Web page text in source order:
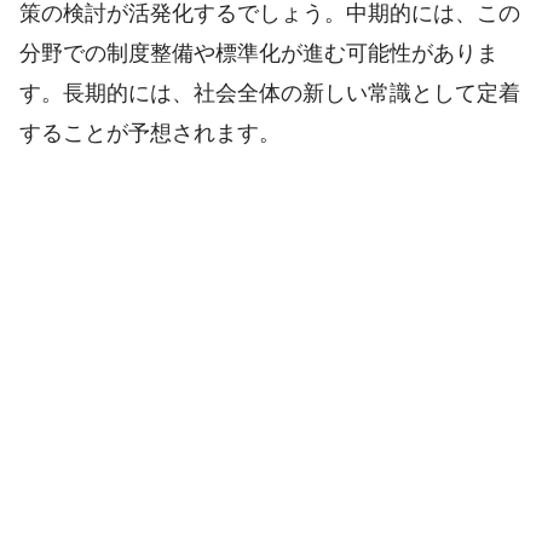
策の検討が活発化するでしょう。中期的には、この
分野での制度整備や標準化が進む可能性がありま
す。長期的には、社会全体の新しい常識として定着
することが予想されます。